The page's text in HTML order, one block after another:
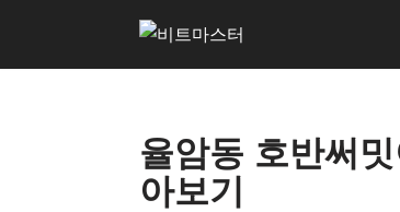
율암동 호반써
아보기